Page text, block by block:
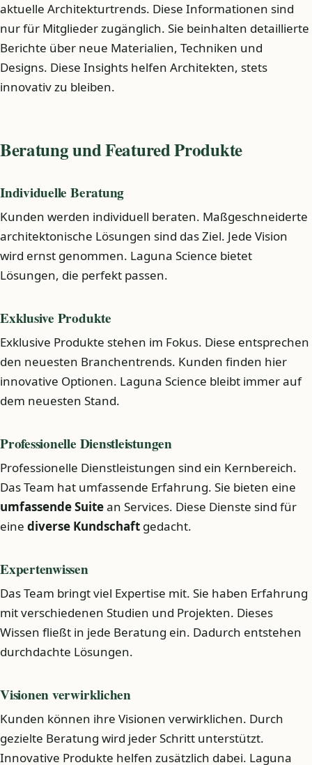
aktuelle Architekturtrends. Diese Informationen sind
nur für Mitglieder zugänglich. Sie beinhalten detaillierte
Berichte über neue Materialien, Techniken und
Designs. Diese Insights helfen Architekten, stets
innovativ zu bleiben.
Beratung und Featured Produkte
Individuelle Beratung
Kunden werden individuell beraten. Maßgeschneiderte
architektonische Lösungen sind das Ziel. Jede Vision
wird ernst genommen. Laguna Science bietet
Lösungen, die perfekt passen.
Exklusive Produkte
Exklusive Produkte stehen im Fokus. Diese entsprechen
den neuesten Branchentrends. Kunden finden hier
innovative Optionen. Laguna Science bleibt immer auf
dem neuesten Stand.
Professionelle Dienstleistungen
Professionelle Dienstleistungen sind ein Kernbereich.
Das Team hat umfassende Erfahrung. Sie bieten eine
umfassende Suitean Services. Diese Dienste sind für
eine diverse Kundschaft gedacht.
Expertenwissen
Das Team bringt viel Expertise mit. Sie haben Erfahrung
mit verschiedenen Studien und Projekten. Dieses
Wissen fließt in jede Beratung ein. Dadurch entstehen
durchdachte Lösungen.
Visionen verwirklichen
Kunden können ihre Visionen verwirklichen. Durch
gezielte Beratung wird jeder Schritt unterstützt.
Innovative Produkte helfen zusätzlich dabei. Laguna